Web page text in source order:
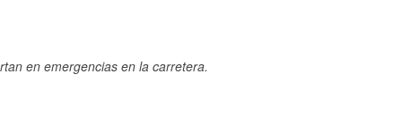
en emergencias en la carretera.